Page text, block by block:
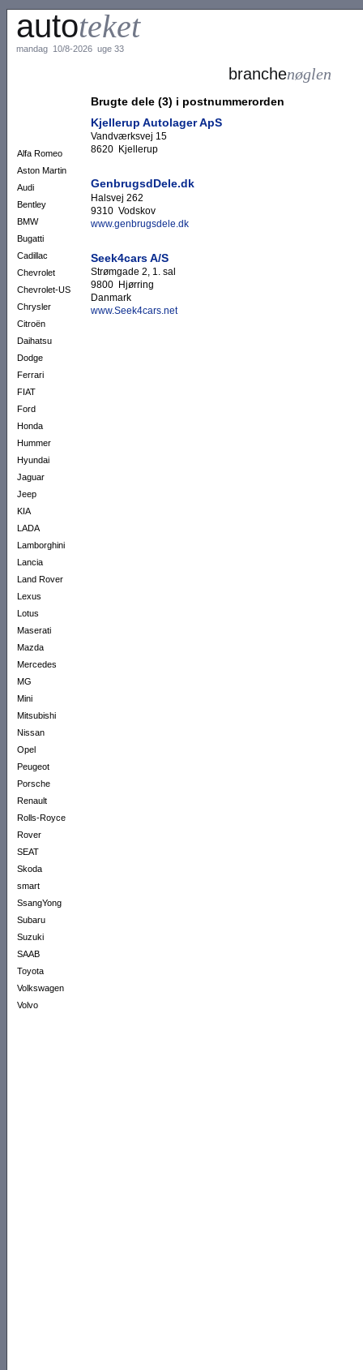
autoteket
mandag 10/8-2026 uge 33
Alfa Romeo
Aston Martin
Audi
Bentley
BMW
Bugatti
Cadillac
Chevrolet
Chevrolet-US
Chrysler
Citroën
Daihatsu
Dodge
Ferrari
FIAT
Ford
Honda
Hummer
Hyundai
Jaguar
Jeep
KIA
LADA
Lamborghini
Lancia
Land Rover
Lexus
Lotus
Maserati
Mazda
Mercedes
MG
Mini
Mitsubishi
Nissan
Opel
Peugeot
Porsche
Renault
Rolls-Royce
Rover
SEAT
Skoda
smart
SsangYong
Subaru
Suzuki
SAAB
Toyota
Volkswagen
Volvo
branchenøglen
Brugte dele (3) i postnummerorden
Kjellerup Autolager ApS
Vandværksvej 15
8620 Kjellerup
GenbrugsdDele.dk
Halsvej 262
9310 Vodskov
www.genbrugsdele.dk
Seek4cars A/S
Strømgade 2, 1. sal
9800 Hjørring
Danmark
www.Seek4cars.net